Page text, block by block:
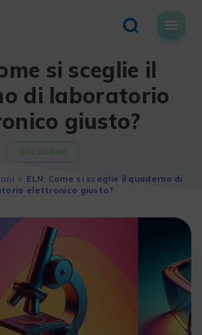
si sceglie il
di laboratorio
giusto?
SOLUZIONI
ELN: Come si sceglie il quaderno di
elettronico giusto?